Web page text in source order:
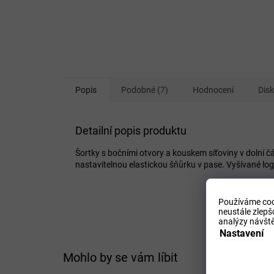
Používáme
neustále
analýzy
Nastavení
Mohlo by se vám líbit
Popis Podobné (7) Hodnocení
Detailní popis produktu
Šortky s bočními otvory a kouskem síťoviny v dolní
nastavitelnou elastickou šňůrku v pase. Vyšívané